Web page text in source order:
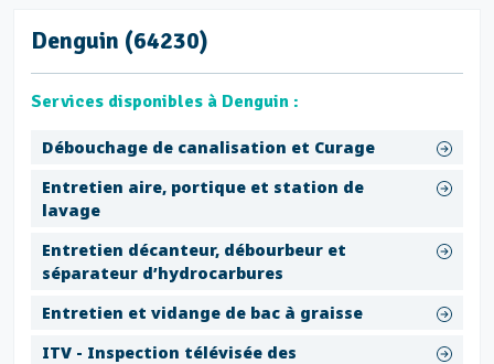
Denguin (64230)
Services disponibles à Denguin :
Débouchage de canalisation et Curage
Entretien aire, portique et station de
lavage
Entretien décanteur, débourbeur et
séparateur d’hydrocarbures
Entretien et vidange de bac à graisse
ITV - Inspection télévisée des